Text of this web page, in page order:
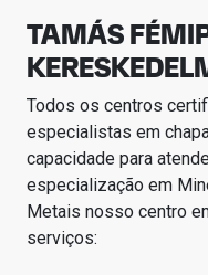
TAMÁS
Todos os centros
especialistas em
capacidade para
especialização em
Metais nosso centro
serviços: